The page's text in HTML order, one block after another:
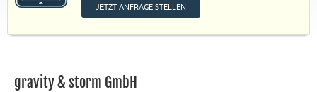
JETZT ANFRAGE STELLEN
gravity & storm GmbH